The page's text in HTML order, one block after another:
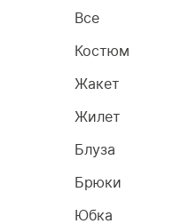
Блуза
Брюки
Юбка
О компании
Контакты
Все
Костюм
Жакет
Жилет
Блуза
Брюки
Юбка